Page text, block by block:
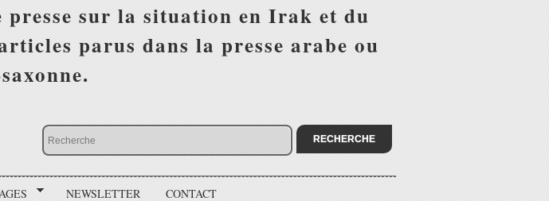
sur la situation en Irak et du
parus dans la presse arabe ou
NEWSLETTER CONTACT